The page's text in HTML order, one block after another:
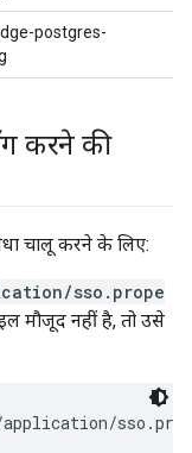
postgres-
करने की
चालू करने के लिए:
sso.prope
मौजूद नहीं है, तो उसे